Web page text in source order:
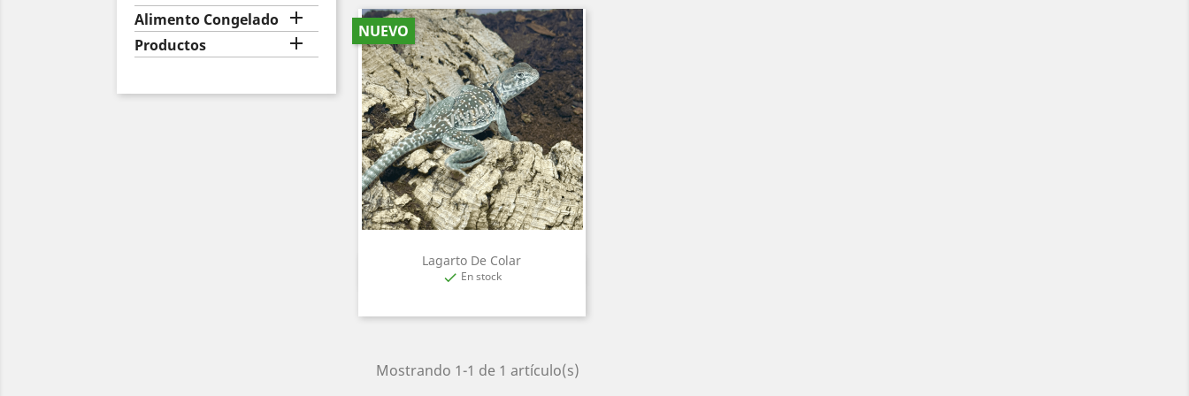
Alimento Congelado 
Productos 
Lagarto De Colar
 En stock
NUEVO
Vista rápida
Mostrando 1-1 de 1 artículo(s)